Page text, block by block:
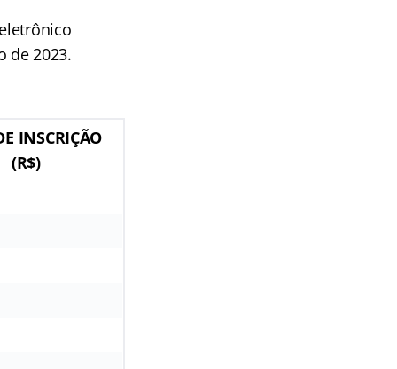
de 2023.
INSCRIÇÃO
(R$)